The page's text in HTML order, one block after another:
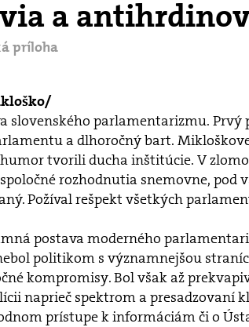
a
príloha
slovenského parlamentarizmu. Prvý
a dlhoročný bart.
tvorili ducha inštitúcie. V
rozhodnutia snemovne, pod
Požíval rešpekt všetkých
postava moderného
politikom s významnejšou
kompromisy. Bol však až
naprieč spektrom a presadzovaní
prístupe k informáciám či o